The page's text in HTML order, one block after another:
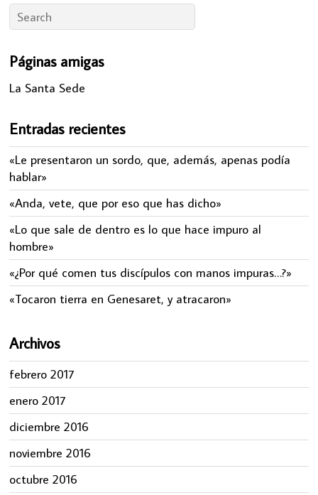
Páginas amigas
La Santa Sede
Entradas recientes
«Le presentaron un sordo, que, además, apenas podía
hablar»
«Anda, vete, que por eso que has dicho»
«Lo que sale de dentro es lo que hace impuro al
hombre»
«¿Por qué comen tus discípulos con manos impuras…?»
«Tocaron tierra en Genesaret, y atracaron»
Archivos
febrero 2017
enero 2017
diciembre 2016
noviembre 2016
octubre 2016